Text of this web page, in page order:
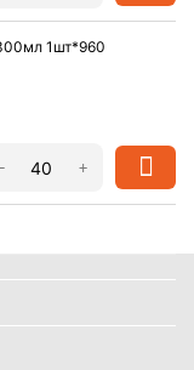
1шт*960
+